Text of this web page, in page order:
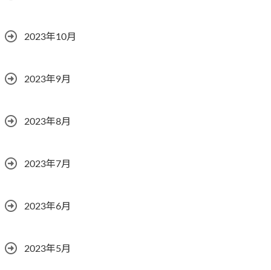
2023年10月
2023年9月
2023年8月
2023年7月
2023年6月
2023年5月